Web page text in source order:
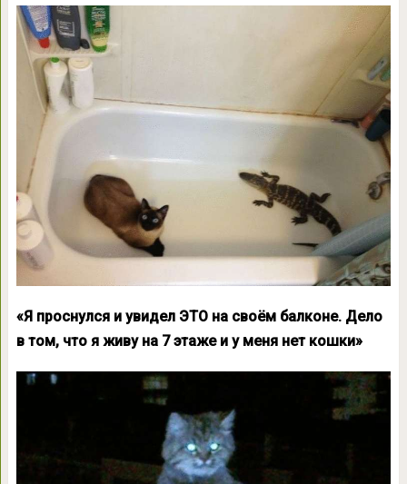
«Я проснулся и увидел ЭТО на своём балконе. Дело
в том, что я живу на 7 этаже и у меня нет кошки»